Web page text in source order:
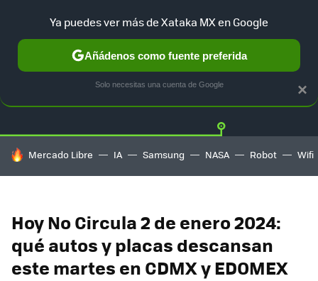
TESLA UBER AUTO ELECTRICO Twitter
HOY SE HABLA DE
Mercado Libre IA Samsung NASA Robot Wifi
Hoy No Circula 2 de enero 2024:
qué autos y placas descansan
este martes en CDMX y EDOMEX
×
Ya puedes ver más de Xataka MX en Google
Añádenos como fuente preferida
Solo necesitas una cuenta de Google